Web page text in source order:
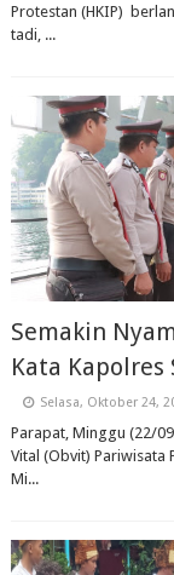
Protestan (HKIP)
tadi, ...
Semakin
Kata
Selasa, Oktober 24,
Parapat, Minggu (22/
Vital (Obvit) Pariwisata
Mi...